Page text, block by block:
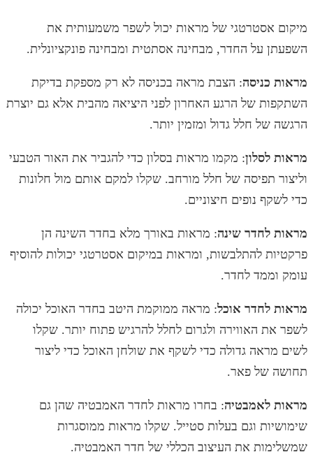
מיקום אסטרטגי של מראות יכול לשפר משמעותית את
השפעתן על החדר, מבחינה אסתטית ומבחינה פונקציונלית.
מראות כניסה: הצבת מראה בכניסה לא רק מספקת בדיקת
השתקפות של הרגע האחרון לפני היציאה מהבית אלא גם יוצרת
הרגשה של חלל גדול ומזמין יותר.
מראות לסלון: מקמו מראות בסלון כדי להגביר את האור הטבעי
וליצור תפיסה של חלל מורחב. שקלו למקם אותם מול חלונות
כדי לשקף נופים חיצוניים.
מראות לחדר שינה: מראות באורך מלא בחדר השינה הן
פרקטיות להתלבשות, ומראות במיקום אסטרטגי יכולות להוסיף
עומק וממד לחדר.
מראות לחדר אוכל: מראה ממוקמת היטב בחדר האוכל יכולה
לשפר את האווירה ולגרום לחלל להרגיש פתוח יותר. שקלו
לשים מראה גדולה כדי לשקף את שולחן האוכל כדי ליצור
תחושה של פאר.
מראות לאמבטיה: בחרו מראות לחדר האמבטיה שהן גם
שימושיות וגם בעלות סטייל. שקלו מראות ממוסגרות
שמשלימות את העיצוב הכללי של חדר האמבטיה.